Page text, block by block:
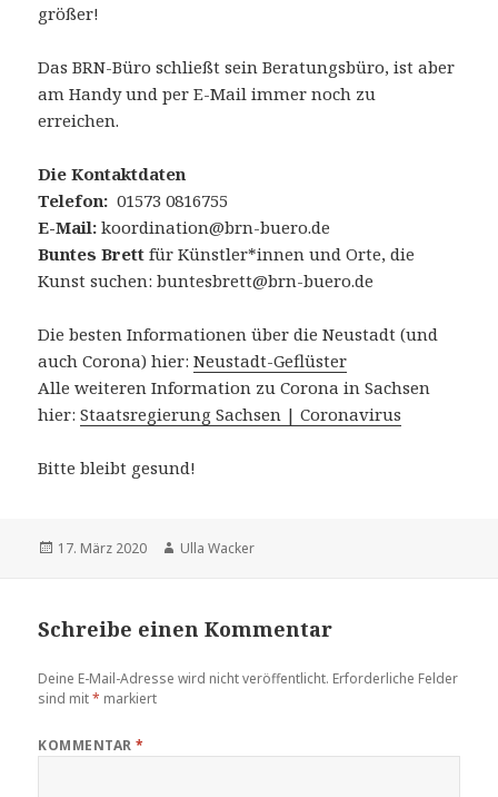
größer!
Das BRN-Büro schließt sein Beratungsbüro, ist aber
am Handy und per E-Mail immer noch zu
erreichen.
Die Kontaktdaten
Telefon: 01573 0816755
E-Mail: koordination@brn-buero.de
Buntes Brett für Künstler*innen und Orte, die
Kunst suchen: buntesbrett@brn-buero.de
Die besten Informationen über die Neustadt (und
auch Corona) hier:Neustadt-Geflüster
Alle weiteren Information zu Corona in Sachsen
hier:Staatsregierung Sachsen | Coronavirus
Bitte bleibt gesund!
Veröffentlicht
17. März 2020 Autor
Ulla Wacker
Schreibe einen Kommentar
Deine E-Mail-Adresse wird nicht veröffentlicht. Erforderliche Felder
sind mit* markiert
KOMMENTAR*